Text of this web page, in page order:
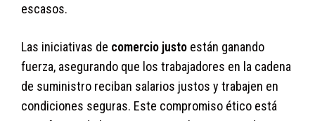
escasos.
Las iniciativas de comercio justo están ganando
fuerza, asegurando que los trabajadores en la cadena
de suministro reciban salarios justos y trabajen en
condiciones seguras. Este compromiso ético está